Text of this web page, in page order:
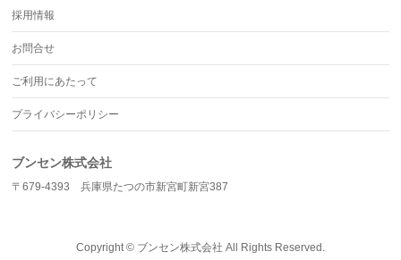
採用情報
お問合せ
ご利用にあたって
プライバシーポリシー
ブンセン株式会社
〒679-4393 兵庫県たつの市新宮町新宮387
Copyright © ブンセン株式会社 All Rights Reserved.